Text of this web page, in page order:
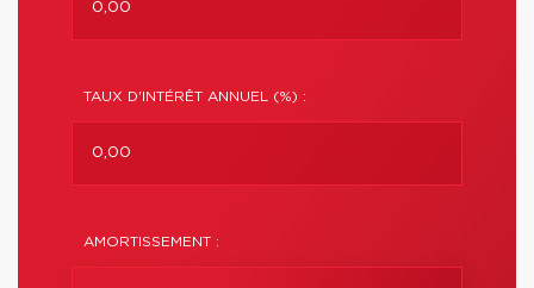
TAUX D'INTÉRÊT ANNUEL (%) :
AMORTISSEMENT :